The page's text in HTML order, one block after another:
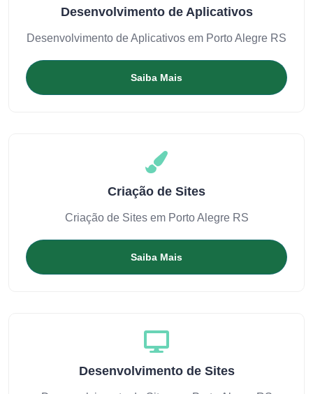
Desenvolvimento de Aplicativos
Desenvolvimento de Aplicativos em Porto Alegre RS
Saiba Mais
Criação de Sites
Criação de Sites em Porto Alegre RS
Saiba Mais
Desenvolvimento de Sites